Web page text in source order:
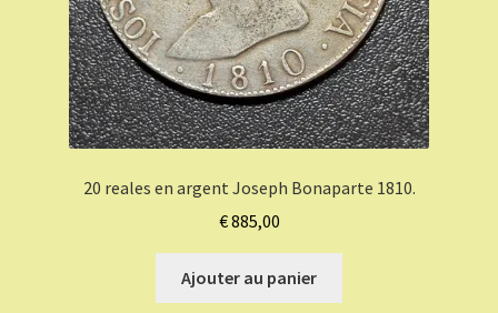
20 reales en argent Joseph Bonaparte 1810.
€885,00
Ajouter au panier